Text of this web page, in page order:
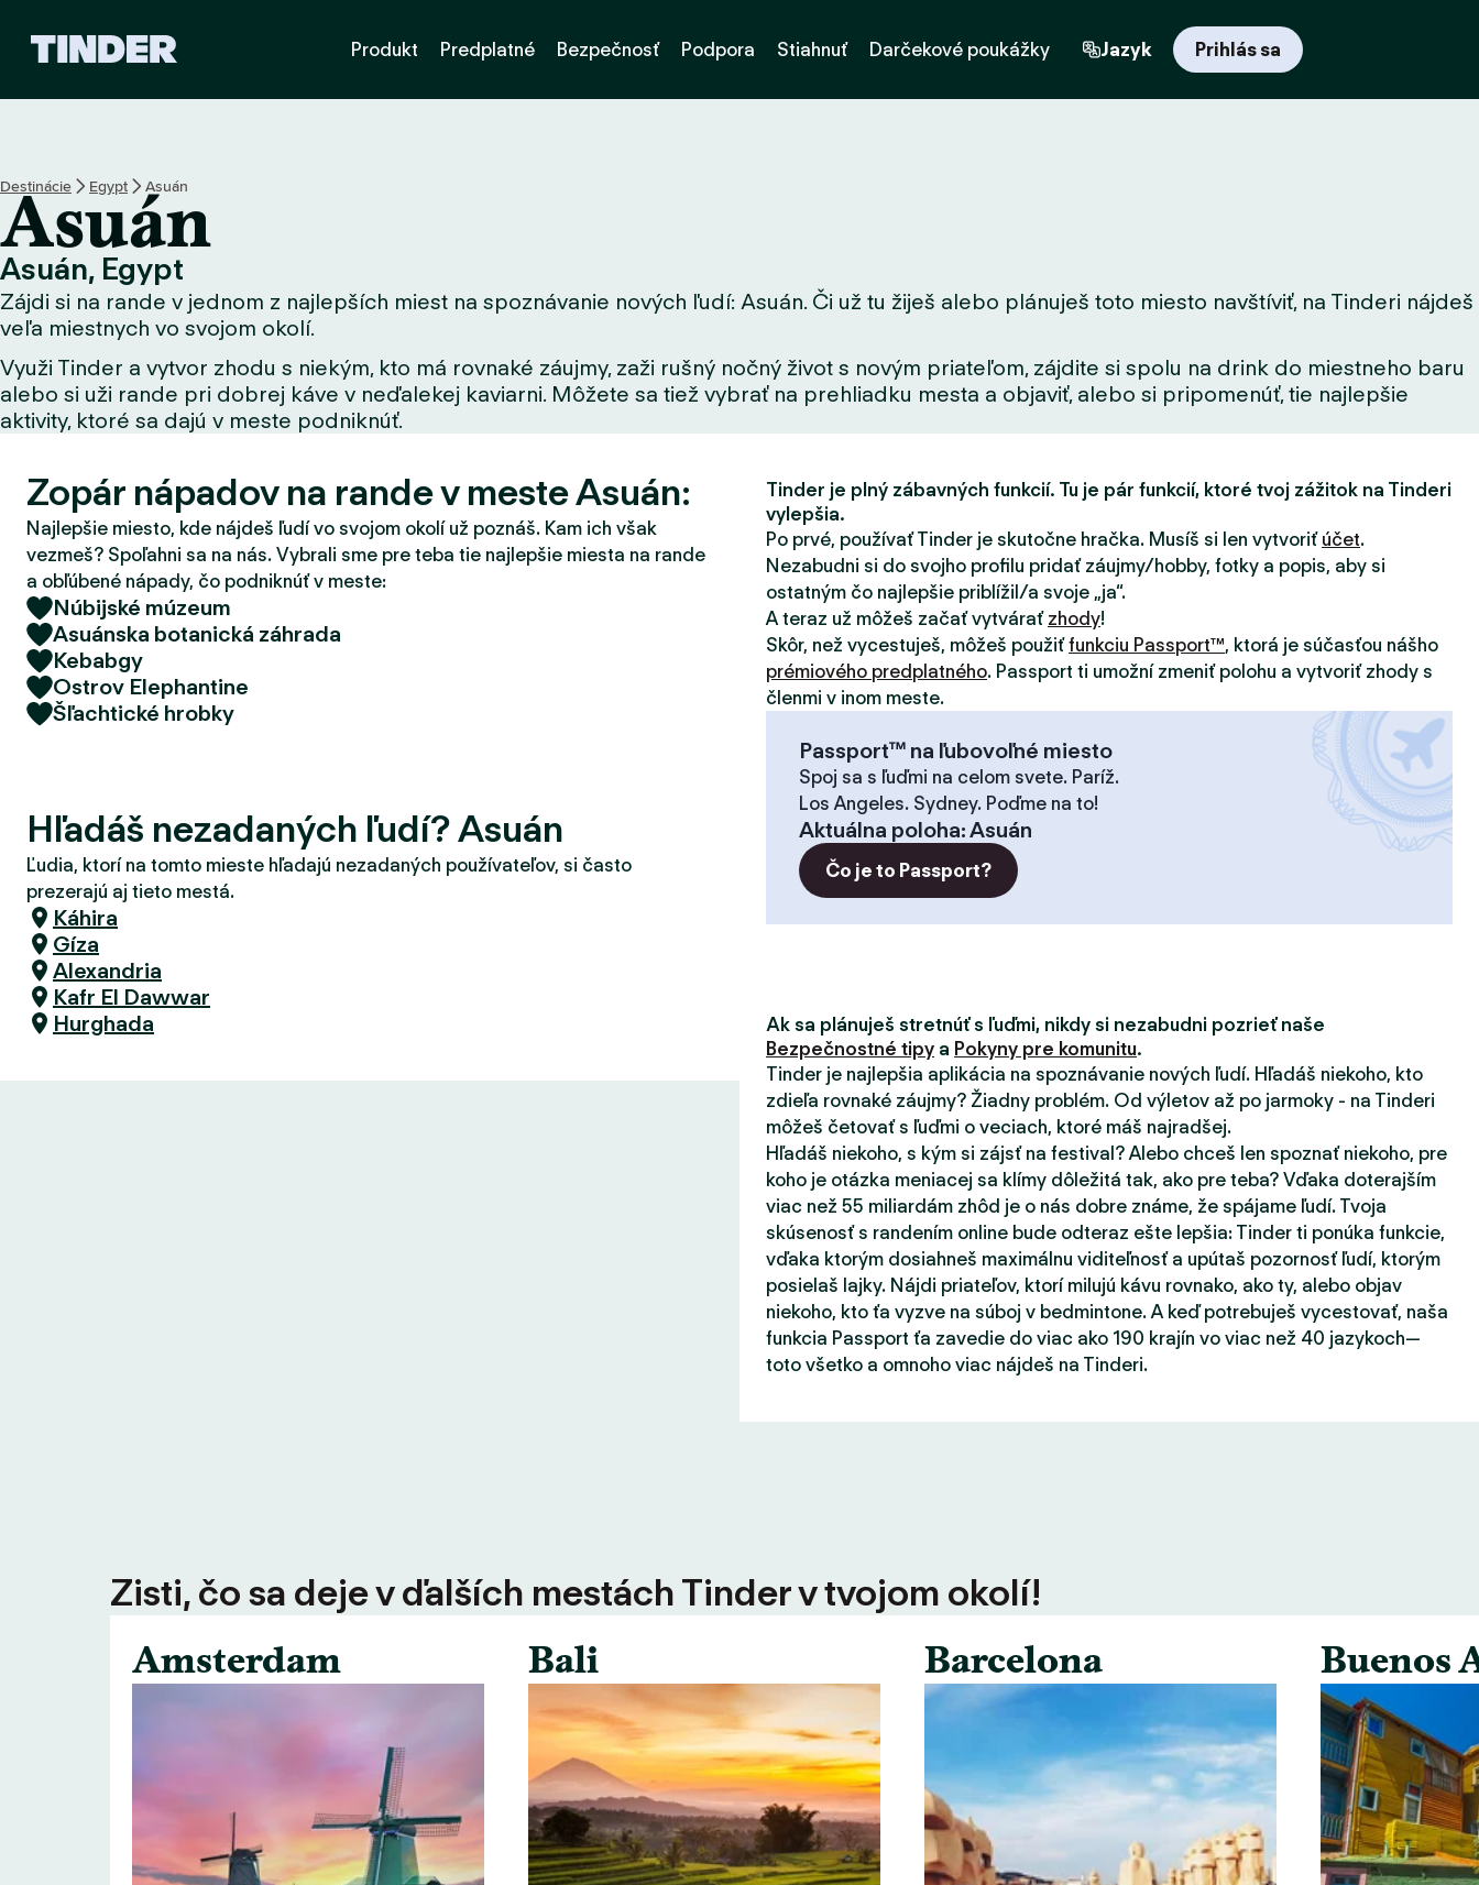
k
á
o
r
a
z
v
k
a
T
n
d
e
r
Produkt Predplatné Bezpečnosť Podpora Stiahnuť Darčekové poukážky Jazyk Prihlás sa
Destinácie Egypt Asuán
Asuán
Asuán, Egypt
Zájdi si na rande v jednom z najlepších miest na spoznávanie nových ľudí: Asuán. Či už tu žiješ alebo plánuješ toto miesto navštíviť, na Tinderi nájdeš
veľa miestnych vo svojom okolí.
Využi Tinder a vytvor zhodu s niekým, kto má rovnaké záujmy, zaži rušný nočný život s novým priateľom, zájdite si spolu na drink do miestneho baru
alebo si uži rande pri dobrej káve v neďalekej kaviarni. Môžete sa tiež vybrať na prehliadku mesta a objaviť, alebo si pripomenúť, tie najlepšie
aktivity, ktoré sa dajú v meste podniknúť.
Zopár nápadov na rande v meste Asuán:
Najlepšie miesto, kde nájdeš ľudí vo svojom okolí už poznáš. Kam ich však
vezmeš? Spoľahni sa na nás. Vybrali sme pre teba tie najlepšie miesta na rande
a obľúbené nápady, čo podniknúť v meste:
Núbijské múzeum
Asuánska botanická záhrada
Kebabgy
Ostrov Elephantine
Šľachtické hrobky
Hľadáš nezadaných ľudí? Asuán
Ľudia, ktorí na tomto mieste hľadajú nezadaných používateľov, si často
prezerajú aj tieto mestá.
Káhira
Gíza
Alexandria
Kafr El Dawwar
Hurghada
Tinder je plný zábavných funkcií. Tu je pár funkcií, ktoré tvoj zážitok na Tinderi
vylepšia.
Po prvé, používať Tinder je skutočne hračka. Musíš si len vytvoriť účet.
Nezabudni si do svojho profilu pridať záujmy/hobby, fotky a popis, aby si
ostatným čo najlepšie priblížil/a svoje „ja“.
A teraz už môžeš začať vytvárať zhody!
Skôr, než vycestuješ, môžeš použiťfunkciu Passport™, ktorá je súčasťou nášho
prémiového predplatného. Passport ti umožní zmeniť polohu a vytvoriť zhody s
členmi v inom meste.
Passport™ na ľubovoľné miesto
Spoj sa s ľuďmi na celom svete. Paríž.
Los Angeles. Sydney. Poďme na to!
Aktuálna poloha:Asuán
Čo je to Passport?
Ak sa plánuješ stretnúť s ľuďmi, nikdy si nezabudni pozrieť naše
Bezpečnostné tipy a Pokyny pre komunitu.
Tinder je najlepšia aplikácia na spoznávanie nových ľudí. Hľadáš niekoho, kto
zdieľa rovnaké záujmy? Žiadny problém. Od výletov až po jarmoky - na Tinderi
môžeš četovať s ľuďmi o veciach, ktoré máš najradšej.
Hľadáš niekoho, s kým si zájsť na festival? Alebo chceš len spoznať niekoho, pre
koho je otázka meniacej sa klímy dôležitá tak, ako pre teba? Vďaka doterajším
viac než 55 miliardám zhôd je o nás dobre známe, že spájame ľudí. Tvoja
skúsenosť s randením online bude odteraz ešte lepšia: Tinder ti ponúka funkcie,
vďaka ktorým dosiahneš maximálnu viditeľnosť a upútaš pozornosť ľudí, ktorým
posielaš lajky. Nájdi priateľov, ktorí milujú kávu rovnako, ako ty, alebo objav
niekoho, kto ťa vyzve na súboj v bedmintone. A keď potrebuješ vycestovať, naša
funkcia Passport ťa zavedie do viac ako 190 krajín vo viac než 40 jazykoch—
toto všetko a omnoho viac nájdeš na Tinderi.
Zisti, čo sa deje v ďalších mestách Tinder v tvojom okolí!
Amsterdam
Bali Barcelona Buenos